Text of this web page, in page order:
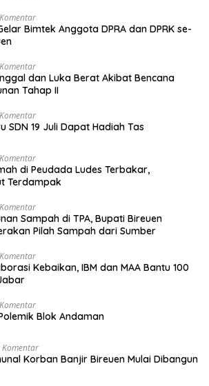
Bimtek Anggota DPRA dan DPRK se-
dan Luka Berat Akibat Bencana
Tahap II
SDN 19 Juli Dapat Hadiah Tas
di Peudada Ludes Terbakar,
Terdampak
Sampah di TPA, Bupati Bireuen
Pilah Sampah dari Sumber
Kebaikan, IBM dan MAA Bantu 100
Blok Andaman
Komentar
Korban Banjir Bireuen Mulai Dibangun